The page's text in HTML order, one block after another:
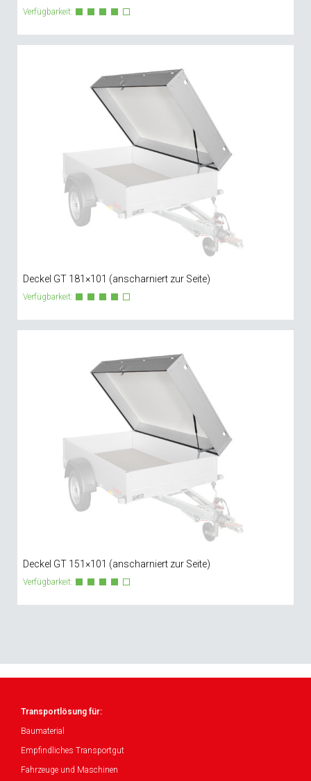
Verfügbarkeit:
Deckel GT 181×101 (anscharniert zur Seite)
Verfügbarkeit:
Deckel GT 151×101 (anscharniert zur Seite)
Verfügbarkeit:
Transportlösung für:
Baumaterial
Empfindliches Transportgut
Fahrzeuge und Maschinen